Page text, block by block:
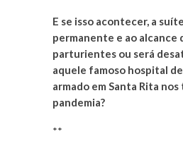
E se isso acontecer, a
permanente e ao alcance
parturientes ou será
aquele famoso hospital
armado em Santa Rita nos
pandemia?
**